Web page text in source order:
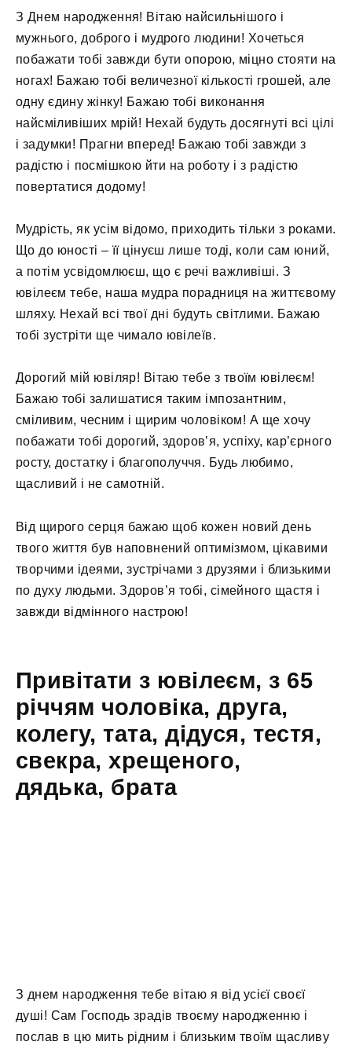
З Днем народження! Вітаю найсильнішого і
мужнього, доброго і мудрого людини! Хочеться
побажати тобі завжди бути опорою, міцно стояти на
ногах! Бажаю тобі величезної кількості грошей, але
одну єдину жінку! Бажаю тобі виконання
найсміливіших мрій! Нехай будуть досягнуті всі цілі
і задумки! Прагни вперед! Бажаю тобі завжди з
радістю і посмішкою йти на роботу і з радістю
повертатися додому!
Мудрість, як усім відомо, приходить тільки з роками.
Що до юності – її цінуєш лише тоді, коли сам юний,
а потім усвідомлюєш, що є речі важливіші. З
ювілеєм тебе, наша мудра порадниця на життєвому
шляху. Нехай всі твої дні будуть світлими. Бажаю
тобі зустріти ще чимало ювілеїв.
Дорогий мій ювіляр! Вітаю тебе з твоїм ювілеєм!
Бажаю тобі залишатися таким імпозантним,
сміливим, чесним і щирим чоловіком! А ще хочу
побажати тобі дорогий, здоров’я, успіху, кар’єрного
росту, достатку і благополуччя. Будь любимо,
щасливий і не самотній.
Від щирого серця бажаю щоб кожен новий день
твого життя був наповнений оптимізмом, цікавими
творчими ідеями, зустрічами з друзями і близькими
по духу людьми. Здоров’я тобі, сімейного щастя і
завжди відмінного настрою!
Привітати з ювілеєм, з 65
річчям чоловіка, друга,
колегу, тата, дідуся, тестя,
свекра, хрещеного,
дядька, брата
З днем ​​народження тебе вітаю я від усієї своєї
душі! Сам Господь зрадів твоєму народженню і
послав в цю мить рідним і близьким твоїм щасливу